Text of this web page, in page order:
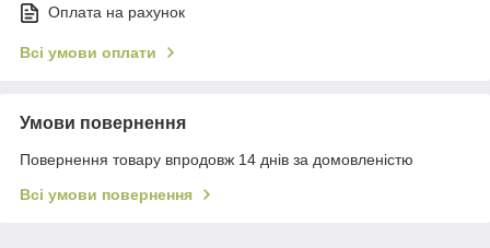
Оплата на рахунок
Всі умови оплати
Умови повернення
Повернення товару впродовж 14 днів за домовленістю
Всі умови повернення